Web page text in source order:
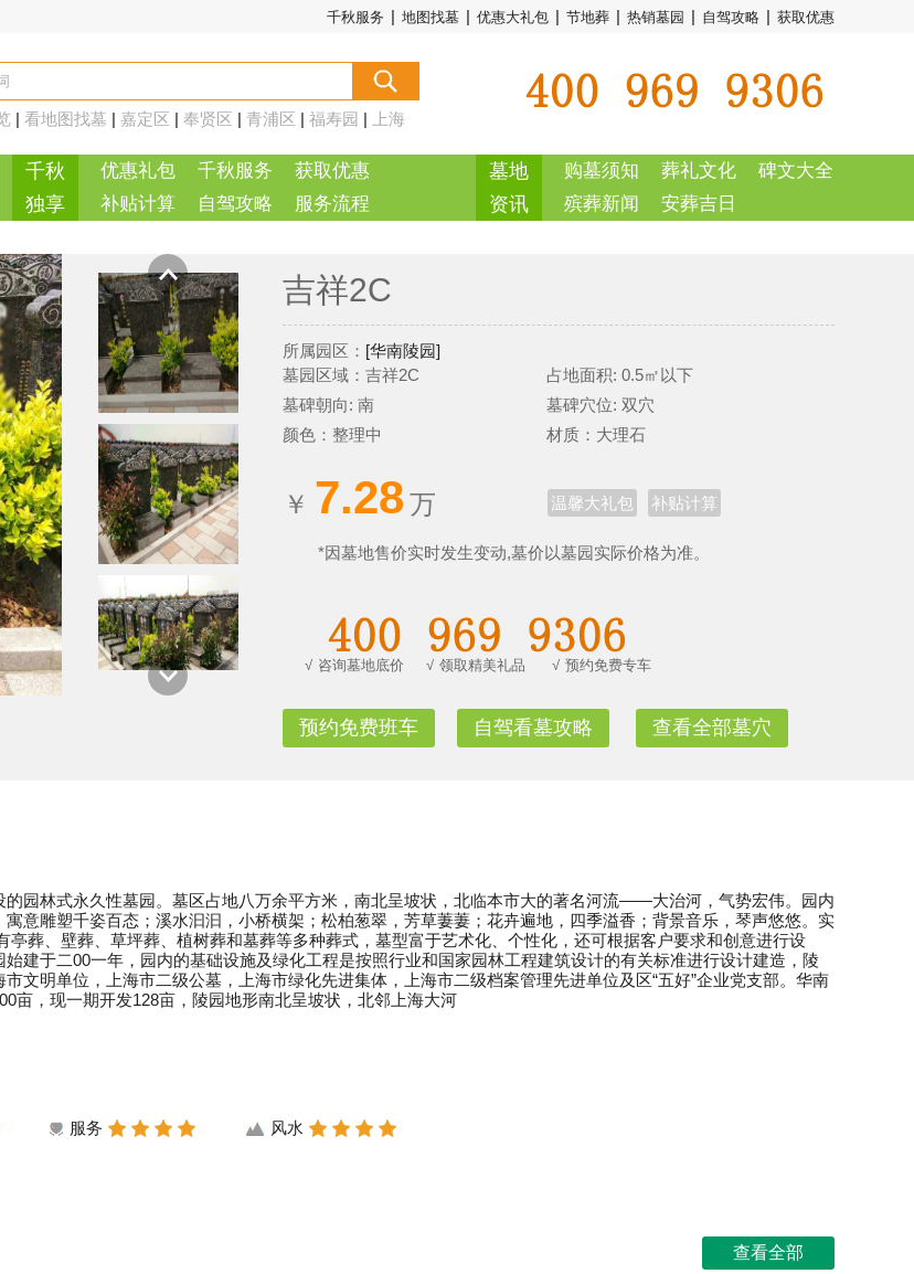
千秋服务 | 地图找墓 | 优惠大礼包 | 节地葬 | 热销墓园 | 自驾攻略 | 获取优惠
| 看地图找墓 | 嘉定区 | 奉贤区 | 青浦区 | 福寿园 |
上海
千秋
独享
优惠礼包 千秋服务
获取优惠
补贴计算
自驾攻略 服务流程
墓地
资讯
购墓须知 葬礼文化
碑文大全
殡葬新闻
安葬吉日
吉祥2C
所属园区： [华南陵园]
墓园区域：吉祥2C
占地面积: 0.5㎡以下
墓碑朝向: 南
墓碑穴位: 双穴
颜色：整理中
材质：大理石
￥ 7.28 万 温馨大礼包 补贴计算
*因墓地售价实时发生变动,墓价以墓园实际价格为准。
√ 咨询墓地底价 √ 领取精美礼品 √ 预约免费专车
预约免费班车 自驾看墓攻略 查看全部墓穴
园林式永久性墓园。墓区占地八万余平方米，南北呈坡状，北临本市大的著名河流——大治河，气势宏伟。园内
意雕塑千姿百态；溪水汩汩，小桥横架；松柏葱翠，芳草萋萋；花卉遍地，四季溢香；背景音乐，琴声悠悠。实
葬、壁葬、草坪葬、植树葬和墓葬等多种葬式，墓型富于艺术化、个性化，还可根据客户要求和创意进行设
建于二00一年，园内的基础设施及绿化工程是按照行业和国家园林工程建筑设计的有关标准进行设计建造，陵
文明单位，上海市二级公墓，上海市绿化先进集体，上海市二级档案管理先进单位及区“五好”企业党支部。华南
亩，现一期开发128亩，陵园地形南北呈坡状，北邻上海大河
服务 风水
查看全部